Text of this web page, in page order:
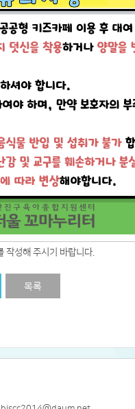
작성해 주시기 바랍니다.
목록